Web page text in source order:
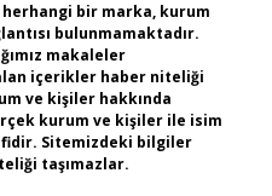
bir marka, kurum
bulunmamaktadır.
makaleler
içerikler haber niteliği
ve kişiler hakkında
kurum ve kişiler ile isim
Sitemizdeki bilgiler
taşımazlar.